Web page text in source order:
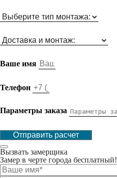
Ваше имя
Телефон
Параметры заказа
Отправить расчет
Вызвать замерщика
Замер в черте города бесплатный!